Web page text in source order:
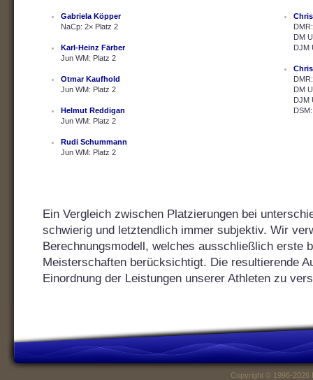
Gabriela Köpper
NaCp: 2× Platz 2
Karl-Heinz Färber
Jun WM: Platz 2
Otmar Kaufhold
Jun WM: Platz 2
Helmut Reddigan
Jun WM: Platz 2
Rudi Schummann
Jun WM: Platz 2
DM
DJM
DM
DJM
Ein Vergleich zwischen Platzierungen bei
schwierig und letztendlich immer subjektiv. Wir
Berechnungsmodell, welches ausschließlich erste
Meisterschaften berücksichtigt. Die resultierende
Einordnung der Leistungen unserer Athleten zu
Copyright © 1996-2026